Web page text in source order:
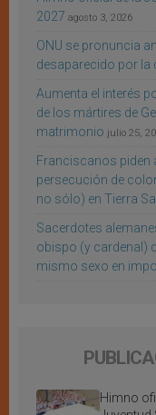
2027 agosto 3, 2026
ONU se pronuncia
desaparecido por la
Aumenta el interés
de los mártires de
matrimonio julio 25,
Franciscanos piden
persecución de
no sólo) en Tierra
Sacerdotes
obispo (y cardenal)
mismo sexo en
Himno